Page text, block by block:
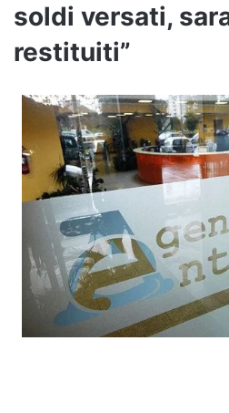
soldi versati,
restituiti”